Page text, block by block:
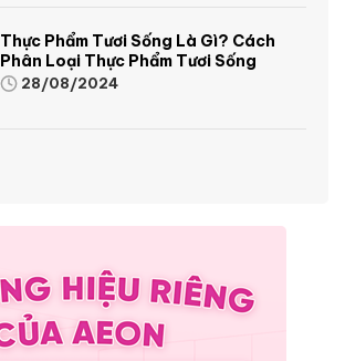
Thực Phẩm Tươi Sống Là Gì? Cách
Phân Loại Thực Phẩm Tươi Sống
28/08/2024